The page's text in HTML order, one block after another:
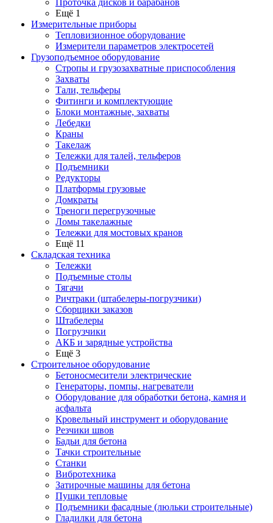
Проточка дисков и барабанов
Ещё 1
Измерительные приборы
Тепловизионное оборудование
Измерители параметров электросетей
Грузоподъемное оборудование
Стропы и грузозахватные приспособления
Захваты
Тали, тельферы
Фитинги и комплектующие
Блоки монтажные, захваты
Лебедки
Краны
Такелаж
Тележки для талей, тельферов
Подъемники
Редукторы
Платформы грузовые
Домкраты
Треноги перегрузочные
Ломы такелажные
Тележки для мостовых кранов
Ещё 11
Складская техника
Тележки
Подъемные столы
Тягачи
Ричтраки (штабелеры-погрузчики)
Сборщики заказов
Штабелеры
Погрузчики
АКБ и зарядные устройства
Ещё 3
Строительное оборудование
Бетоносмесители электрические
Генераторы, помпы, нагреватели
Оборудование для обработки бетона, камня и
асфальта
Кровельный инструмент и оборудование
Резчики швов
Бадьи для бетона
Тачки строительные
Станки
Вибротехника
Затирочные машины для бетона
Пушки тепловые
Подъемники фасадные (люльки строительные)
Гладилки для бетона